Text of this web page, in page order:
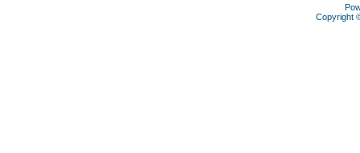
Copyright